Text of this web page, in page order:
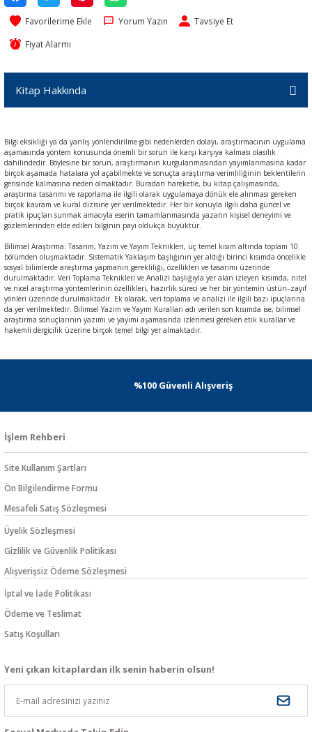
Yorum Yazın Tavsiye Et
Fiyat Alarmı
Kitap Hakkında
Bilgi eksikliği ya da yanlış yönlendirilme gibi nedenlerden dolayı, araştırmacının uygulama
aşamasında yöntem konusunda önemli bir sorun ile karşı karşıya kalması olasılık
dahilindedir. Böylesine bir sorun, araştırmanın kurgulanmasından yayımlanmasına kadar
birçok aşamada hatalara yol açabilmekte ve sonuçta araştırma verimliliğinin beklentilerin
gerisinde kalmasına neden olmaktadır. Buradan hareketle, bu kitap çalışmasında,
araştırma tasarımı ve raporlama ile ilgili olarak uygulamaya dönük ele alınması gereken
birçok kavram ve kural dizisine yer verilmektedir. Her bir konuyla ilgili daha güncel ve
pratik ipuçları sunmak amacıyla eserin tamamlanmasında yazarın kişisel deneyimi ve
gözlemlerinden elde edilen bilginin payı oldukça büyüktür.
Bilimsel Araştırma: Tasarım, Yazım ve Yayım Teknikleri, üç temel kısım altında toplam 10
bölümden oluşmaktadır. Sistematik Yaklaşım başlığının yer aldığı birinci kısımda öncelikle
sosyal bilimlerde araştırma yapmanın gerekliliği, özellikleri ve tasarımı üzerinde
durulmaktadır. Veri Toplama Teknikleri ve Analizi başlığıyla yer alan izleyen kısımda, nitel
ve nicel araştırma yöntemlerinin özellikleri, hazırlık süreci ve her bir yöntemin üstün–zayıf
yönleri üzerinde durulmaktadır. Ek olarak, veri toplama ve analizi ile ilgili bazı ipuçlarına
da yer verilmektedir. Bilimsel Yazım ve Yayım Kuralları adı verilen son kısımda ise, bilimsel
araştırma sonuçlarının yazımı ve yayımı aşamasında izlenmesi gereken etik kurallar ve
hakemli dergicilik üzerine birçok temel bilgi yer almaktadır.
%100 Güvenli Alışveriş
İşlem Rehberi
Site Kullanım Şartları
Ön Bilgilendirme Formu
Mesafeli Satış Sözleşmesi
Üyelik Sözleşmesi
Gizlilik ve Güvenlik Politikası
Alışverişsiz Ödeme Sözleşmesi
İptal ve İade Politikası
Ödeme ve Teslimat
Satış Koşulları
Yeni çıkan kitaplardan ilk senin haberin olsun!